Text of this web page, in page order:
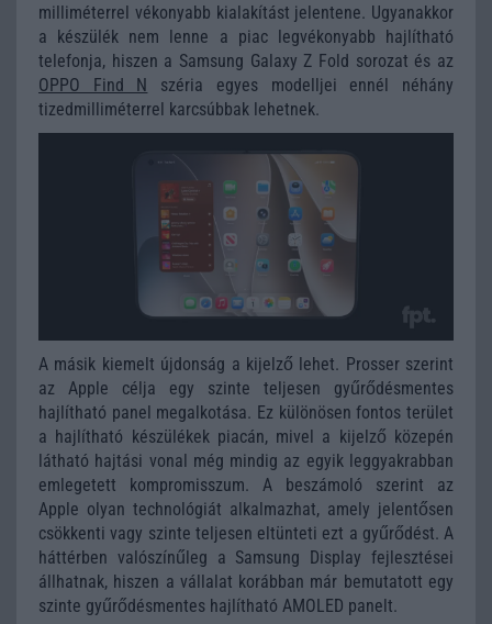
milliméterrel vékonyabb kialakítást jelentene. Ugyanakkor
a készülék nem lenne a piac legvékonyabb hajlítható
telefonja, hiszen a Samsung Galaxy Z Fold sorozat és az
OPPO Find N széria egyes modelljei ennél néhány
tizedmilliméterrel karcsúbbak lehetnek.
A másik kiemelt újdonság a kijelző lehet. Prosser szerint
az Apple célja egy szinte teljesen gyűrődésmentes
hajlítható panel megalkotása. Ez különösen fontos terület
a hajlítható készülékek piacán, mivel a kijelző közepén
látható hajtási vonal még mindig az egyik leggyakrabban
emlegetett kompromisszum. A beszámoló szerint az
Apple olyan technológiát alkalmazhat, amely jelentősen
csökkenti vagy szinte teljesen eltünteti ezt a gyűrődést. A
háttérben valószínűleg a Samsung Display fejlesztései
állhatnak, hiszen a vállalat korábban már bemutatott egy
szinte gyűrődésmentes hajlítható AMOLED panelt.